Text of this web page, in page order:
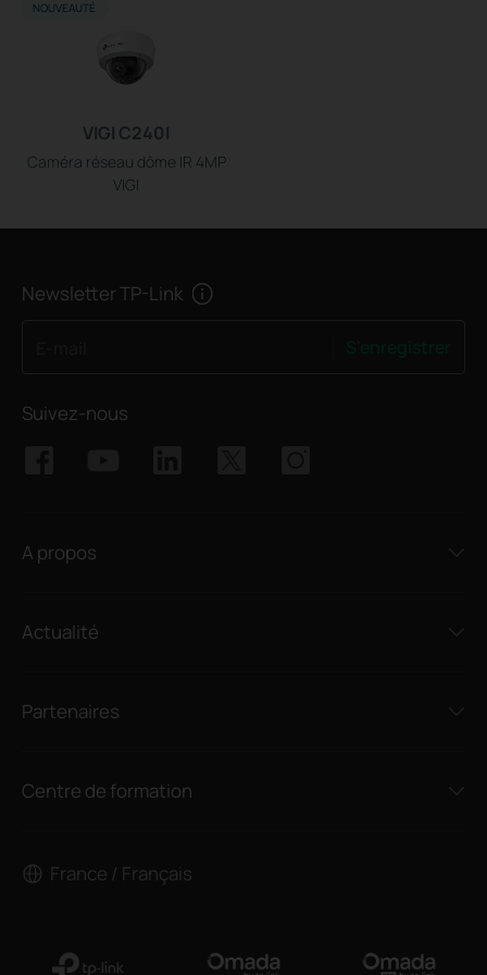
VIGI C240I
Caméra réseau dôme IR 4MP
VIGI
NOUVEAUTÉ
Newsletter TP-Link
Suivez-nous
A propos
Actualité
Partenaires
Centre de formation
France / Français